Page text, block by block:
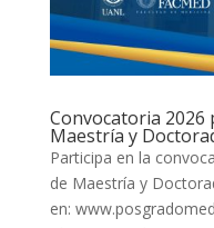
Convocatoria
Maestría y
Participa en la
de Maestría y
en: